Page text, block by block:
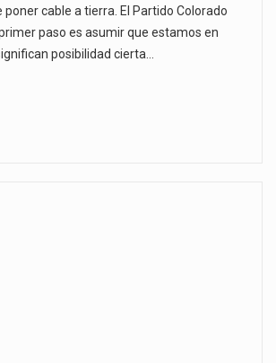
poner cable a tierra. El Partido Colorado
paso es asumir que estamos en
posibilidad cierta…